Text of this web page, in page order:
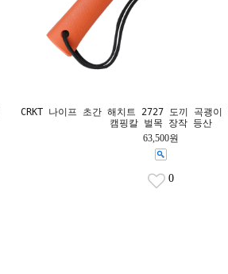
CRKT 나이프 초간 해치트 2727 도끼 곡괭이
캠핑칼 벌목 장작 등산
63,500원
0